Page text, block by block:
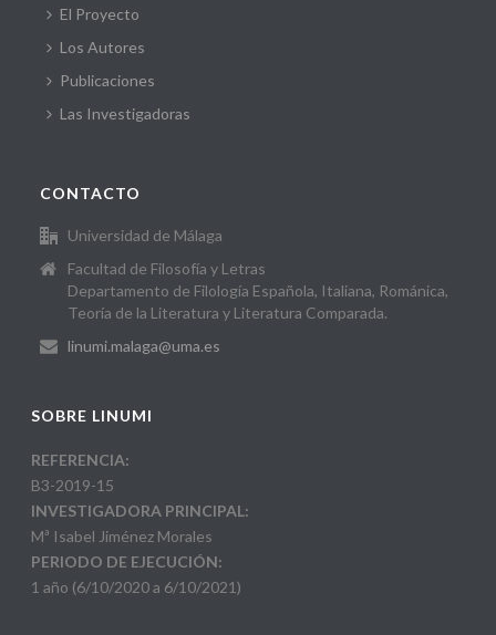
El Proyecto
Los Autores
Publicaciones
Las Investigadoras
CONTACTO
Universidad de Málaga
Facultad de Filosofía y Letras
Departamento de Filología Española, Italiana, Románica,
Teoría de la Literatura y Literatura Comparada.
linumi.malaga@uma.es
SOBRE LINUMI
REFERENCIA:
B3-2019-15
INVESTIGADORA PRINCIPAL:
Mª Isabel Jiménez Morales
PERIODO DE EJECUCIÓN:
1 año (6/10/2020 a 6/10/2021)